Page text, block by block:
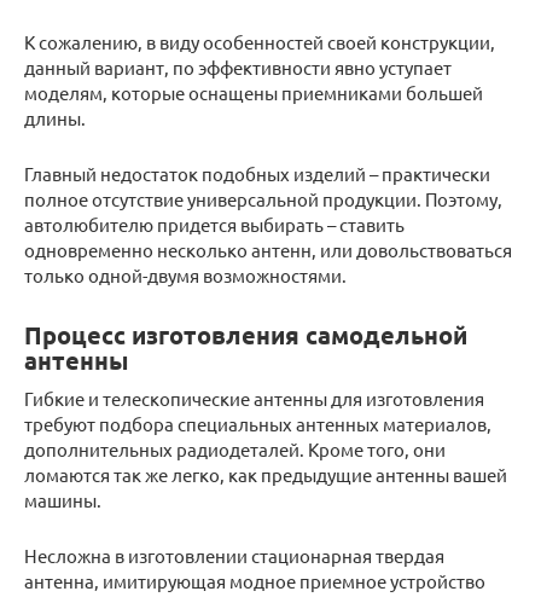
К сожалению, в виду особенностей своей конструкции,
данный вариант, по эффективности явно уступает
моделям, которые оснащены приемниками большей
длины.
Главный недостаток подобных изделий – практически
полное отсутствие универсальной продукции. Поэтому,
автолюбителю придется выбирать – ставить
одновременно несколько антенн, или довольствоваться
только одной-двумя возможностями.
Процесс изготовления самодельной
антенны
Гибкие и телескопические антенны для изготовления
требуют подбора специальных антенных материалов,
дополнительных радиодеталей. Кроме того, они
ломаются так же легко, как предыдущие антенны вашей
машины.
Несложна в изготовлении стационарная твердая
антенна, имитирующая модное приемное устройство